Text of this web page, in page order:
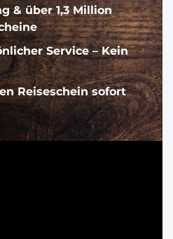
& über 1,3 Million
Service – Kein
Reiseschein sofort